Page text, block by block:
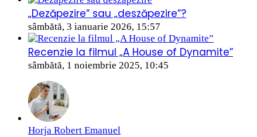
„Dezăpezire” sau „deszăpezire”?
sâmbătă, 3 ianuarie 2026, 15:57
Recenzie la filmul „A House of Dynamite”
sâmbătă, 1 noiembrie 2025, 10:45
Horja Robert Emanuel